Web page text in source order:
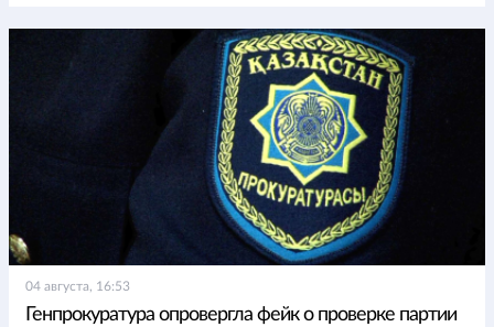
04 августа, 16:53
Генпрокуратура опровергла фейк о проверке партии